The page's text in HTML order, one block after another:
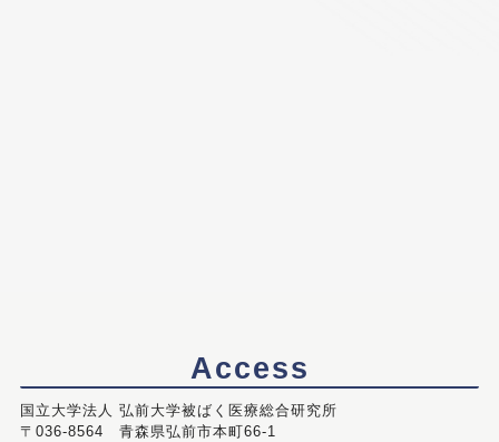
Access
国立大学法人 弘前大学被ばく医療総合研究所
〒036-8564 青森県弘前市本町66-1